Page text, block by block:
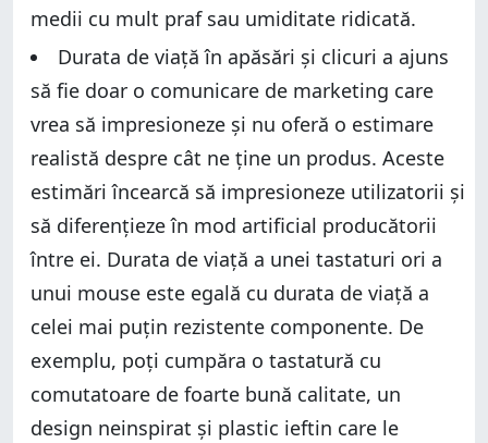
medii cu mult praf sau umiditate ridicată.
Durata de viață în apăsări și clicuri a ajuns
să fie doar o comunicare de marketing care
vrea să impresioneze și nu oferă o estimare
realistă despre cât ne ține un produs. Aceste
estimări încearcă să impresioneze utilizatorii și
să diferențieze în mod artificial producătorii
între ei. Durata de viață a unei tastaturi ori a
unui mouse este egală cu durata de viață a
celei mai puțin rezistente componente. De
exemplu, poți cumpăra o tastatură cu
comutatoare de foarte bună calitate, un
design neinspirat și plastic ieftin care le